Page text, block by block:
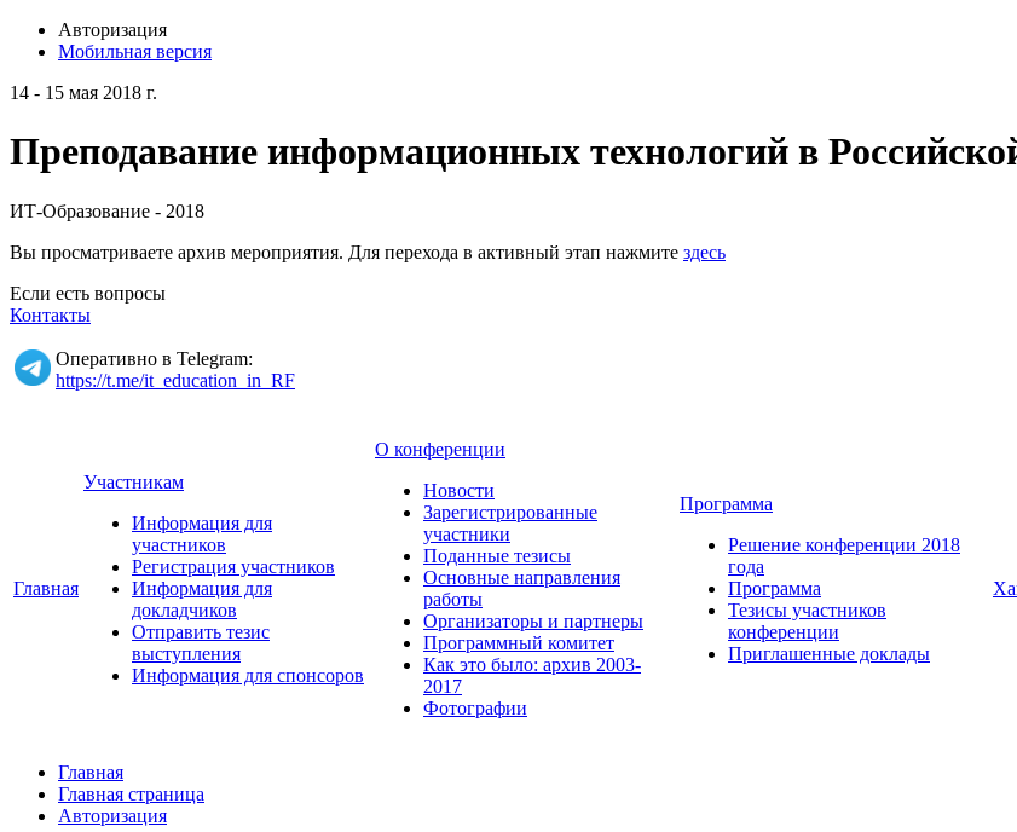
Авторизация
Мобильная версия
14 - 15 мая 2018 г.
Преподавание информационных технологий в
ИТ-Образование - 2018
Вы просматриваете архив мероприятия. Для перехода в активный этап нажмите здесь
Если есть вопросы
Контакты
Оперативно в Telegram:
https://t.me/it_education_in_RF
Главная
Участникам
Информация для
участников
Регистрация участников
Информация для
докладчиков
Отправить тезис
выступления
Информация для спонсоров
О конференции
Новости
Зарегистрированные
участники
Поданные тезисы
Основные направления
работы
Организаторы и партнеры
Программный комитет
Как это было: архив 2003-
2017
Фотографии
Программа
Решение конференции 2018
года
Программа
Тезисы участников
конференции
Приглашенные доклады
Главная
Главная страница
Авторизация